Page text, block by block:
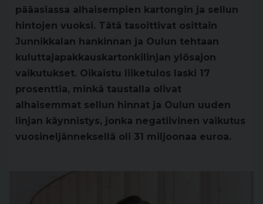
pääasiassa alhaisempien kartongin ja sellun
hintojen vuoksi. Tätä tasoittivat osittain
Junnikkalan hankinnan ja Oulun tehtaan
kuluttajapakkauskartonkilinjan ylösajon
vaikutukset. Oikaistu liiketulos laski 17
prosenttia, minkä taustalla olivat
alhaisemmat sellun hinnat ja Oulun uuden
linjan käynnistys, jonka negatiivinen vaikutus
vuosineljänneksellä oli 31 miljoonaa euroa.